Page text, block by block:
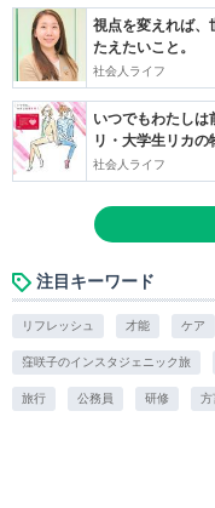
視点を変えれば
たえたいこと。
社会人ライフ
いつでもわたし
リ・大学生リカの
社会人ライフ
注目キーワード
リフレッシュ 才能 ケア
窪咲子のインスタジェニック旅
旅行 公務員 研修 方